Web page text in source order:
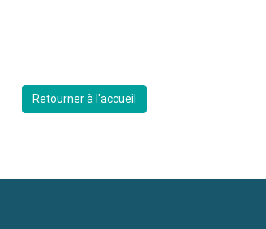
Retourner à l'accueil